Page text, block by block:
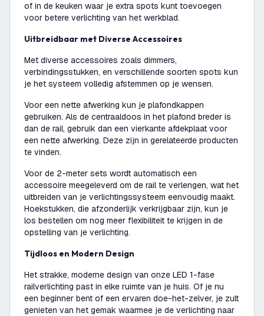
of in de keuken waar je extra spots kunt toevoegen
voor betere verlichting van het werkblad.
Uitbreidbaar met Diverse Accessoires
Met diverse accessoires zoals dimmers,
verbindingsstukken, en verschillende soorten spots kun
je het systeem volledig afstemmen op je wensen.
Voor een nette afwerking kun je plafondkappen
gebruiken. Als de centraaldoos in het plafond breder is
dan de rail, gebruik dan een vierkante afdekplaat voor
een nette afwerking. Deze zijn in gerelateerde producten
te vinden.
Voor de 2-meter sets wordt automatisch een
accessoire meegeleverd om de rail te verlengen, wat het
uitbreiden van je verlichtingssysteem eenvoudig maakt.
Hoekstukken, die afzonderlijk verkrijgbaar zijn, kun je
los bestellen om nog meer flexibiliteit te krijgen in de
opstelling van je verlichting.
Tijdloos en Modern Design
Het strakke, moderne design van onze LED 1-fase
railverlichting past in elke ruimte van je huis. Of je nu
een beginner bent of een ervaren doe-het-zelver, je zult
genieten van het gemak waarmee je de verlichting naar